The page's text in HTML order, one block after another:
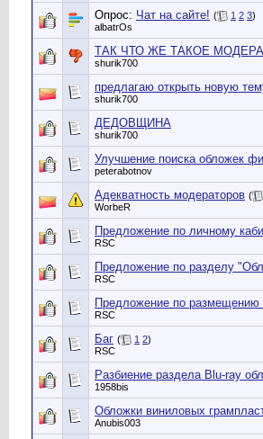
Опрос: Чат на сайте! ( 1 2 3)
albatrOs
ТАК ЧТО ЖЕ ТАКОЕ
shurik700
предлагаю открыть новую
shurik700
ДЕДОВЩИНА
shurik700
Улучшение поиска обложек
peterabotnov
Адекватность модераторов (
WorbeR
Предложение по личному
RSC
Предложение по разделу
RSC
Предложение по размещению
RSC
Баг ( 1 2)
RSC
Разбиение раздела Blu-ray
1958bis
Обложки виниловых
Anubis003